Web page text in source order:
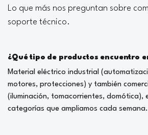
Lo que más nos preguntan sobre
soporte técnico.
¿Qué tipo de productos encuentro
Material eléctrico industrial
motores, protecciones) y también
(iluminación, tomacorrientes, domótica),
categorías que ampliamos cada semana.